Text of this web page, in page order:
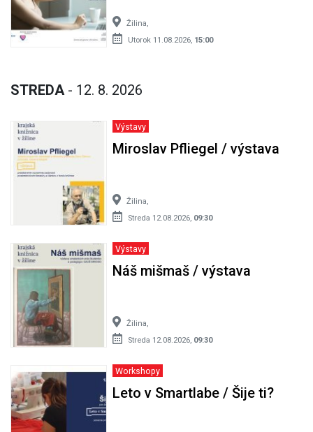
Žilina,
Utorok 11.08.2026, 15:00
STREDA - 12. 8. 2026
Výstavy
Miroslav Pfliegel / výstava
Žilina,
Streda 12.08.2026, 09:30
Výstavy
Náš mišmaš / výstava
Žilina,
Streda 12.08.2026, 09:30
Workshopy
Leto v Smartlabe / Šije ti?